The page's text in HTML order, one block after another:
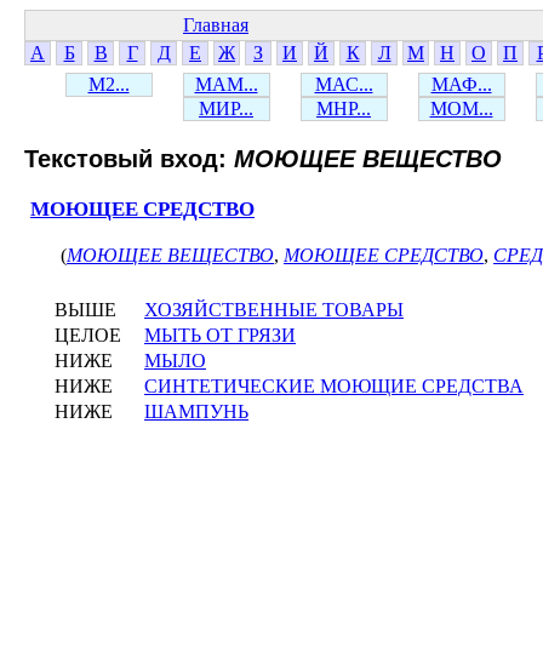
Главная
А
Б В Г Д Е Ж З И Й К Л М Н О П
М2...
МАМ... МАС...
МАФ...
МИР...
МНР... МОМ...
Текстовый вход: МОЮЩЕЕ ВЕЩЕСТВО
МОЮЩЕЕ СРЕДСТВО
(МОЮЩЕЕ ВЕЩЕСТВО, МОЮЩЕЕ СРЕДСТВО,
ВЫШЕ
ХОЗЯЙСТВЕННЫЕ ТОВАРЫ
ЦЕЛОЕ
МЫТЬ ОТ ГРЯЗИ
НИЖЕ
МЫЛО
НИЖЕ
СИНТЕТИЧЕСКИЕ МОЮЩИЕ СРЕДСТВА
НИЖЕ
ШАМПУНЬ